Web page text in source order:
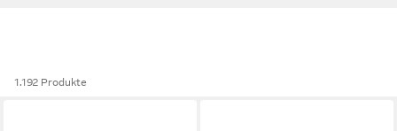
1.192 Produkte